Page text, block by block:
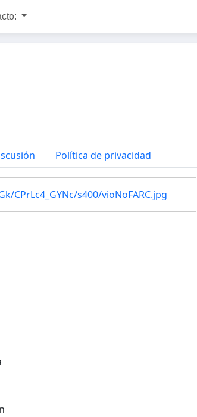
Política de privacidad
CPrLc4_GYNc/s400/vioNoFARC.jpg